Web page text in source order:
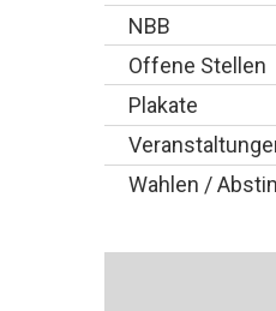
NBB
Offene Stellen
Plakate
Wahlen /